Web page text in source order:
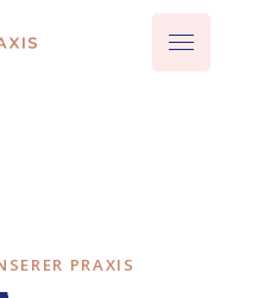
PRAXIS